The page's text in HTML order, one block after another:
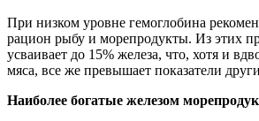
При низком уровне гемоглобина
рацион рыбу и морепродукты. Из этих
усваивает до 15% железа, что, хотя и
мяса, все же превышает показатели
Наиболее богатые железом